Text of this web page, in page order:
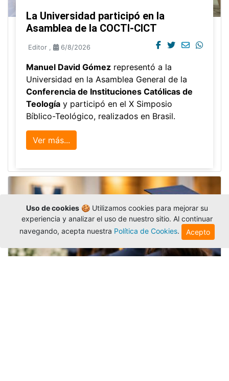
La Universidad participó en la
Asamblea de la COCTI-CICT
Editor , 6/8/2026
Manuel David Gómez representó a la
Universidad en la Asamblea General de la
Conferencia de Instituciones Católicas de
Teología y participó en el X Simposio
Bíblico-Teológico, realizados en Brasil.
Ver más...
Uso de cookies🍪 Utilizamos cookies para mejorar su
experiencia y analizar el uso de nuestro sitio. Al continuar
navegando, acepta nuestra Política de Cookies. Acepto